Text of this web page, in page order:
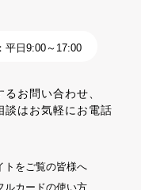
平日9:00～17:00
お問い合わせ、
談はお気軽にお電話
トをご覧の皆様へ
ルカードの使い方